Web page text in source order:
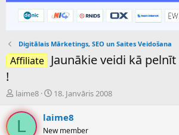
Digitālais Mārketings, SEO un Saites Veidošana
Affiliate Jaunākie veidi kā
!
P
v
laime8
S
k
18. Janvāris 2008
L laime8
New member